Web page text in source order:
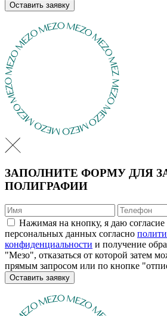
Оставить заявку
ЗАПОЛНИТЕ ФОРМУ ДЛЯ
ПОЛИГРАФИИ
Нажимая на кнопку, я даю
персональных данных согласно
конфиденциальности и получение
"Мезо", отказаться от которой затем
прямым запросом или по кнопке
Оставить заявку